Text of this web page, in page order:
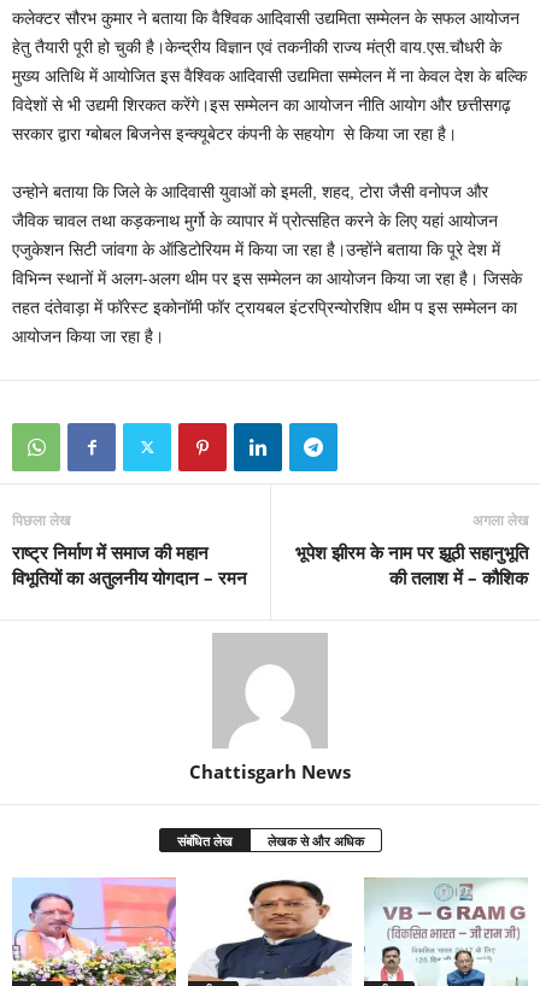
कलेक्टर सौरभ कुमार ने बताया कि वैश्विक आदिवासी उद्यमिता सम्मेलन के सफल आयोजन
हेतु तैयारी पूरी हो चुकी है।केन्द्रीय विज्ञान एवं तकनीकी राज्य मंत्री वाय.एस.चौधरी के
मुख्य अतिथि में आयोजित इस वैश्विक आदिवासी उद्यमिता सम्मेलन में ना केवल देश के बल्कि
विदेशों से भी उद्यमी शिरकत करेंगे।इस सम्मेलन का आयोजन नीति आयोग और छत्तीसगढ़
सरकार द्वारा ग्बोबल बिजनेस इन्क्यूबेटर कंपनी के सहयोग से किया जा रहा है।
उन्होने बताया कि जिले के आदिवासी युवाओं को इमली, शहद, टोरा जैसी वनोपज और
जैविक चावल तथा कड़कनाथ मुर्गो के व्यापार में प्रोत्सहित करने के लिए यहां आयोजन
एजुकेशन सिटी जांवगा के ऑडिटोरियम में किया जा रहा है।उन्होंने बताया कि पूरे देश में
विभिन्न स्थानों में अलग-अलग थीम पर इस सम्मेलन का आयोजन किया जा रहा है। जिसके
तहत दंतेवाड़ा में फॉरेस्ट इकोनॉमी फॉर ट्रायबल इंटरप्रिन्योरशिप थीम प इस सम्मेलन का
आयोजन किया जा रहा है।
पिछला लेख
राष्ट्र निर्माण में समाज की महान
विभूतियों का अतुलनीय योगदान – रमन
अगला लेख
भूपेश झीरम के नाम पर झूठी सहानुभूति
की तलाश में – कौशिक
Chattisgarh News
संबंधित लेख लेखक से और अधिक